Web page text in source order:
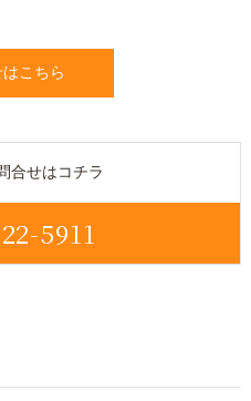
こちら
合せはコチラ
5911